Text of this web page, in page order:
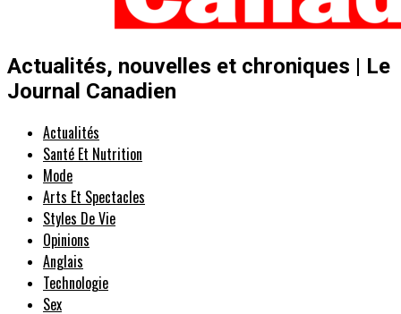
Actualités, nouvelles et chroniques | Le
Journal Canadien
Actualités
Santé Et Nutrition
Mode
Arts Et Spectacles
Styles De Vie
Opinions
Anglais
Technologie
Sex